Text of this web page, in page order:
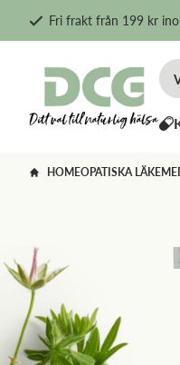
Fri frakt från 199 kr
HOMEOPATISKA